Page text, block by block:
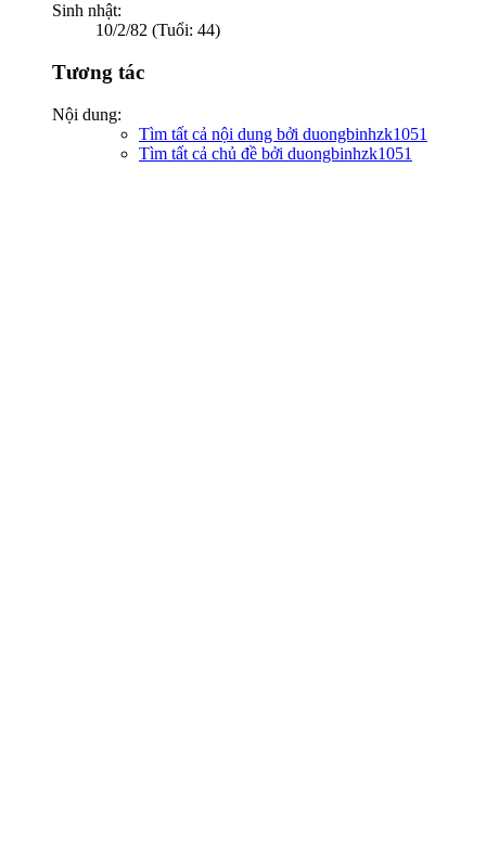
Sinh nhật:
10/2/82 (Tuổi: 44)
Tương tác
Nội dung:
Tìm tất cả nội dung bởi duongbinhzk1051
Tìm tất cả chủ đề bởi duongbinhzk1051